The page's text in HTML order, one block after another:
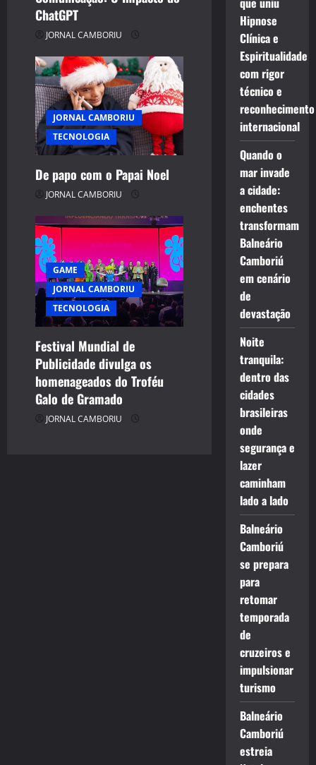
ChatGPT
JORNAL CAMBORIU
JORNAL CAMBORIU
TECNOLOGIA
De papo com o Papai Noel
JORNAL CAMBORIU
GAME
JORNAL CAMBORIU
TECNOLOGIA
Festival Mundial de
Publicidade divulga os
homenageados do Troféu
Galo de Gramado
JORNAL CAMBORIU
Hipnose
Clínica e
Espiritualidade
com rigor
técnico e
reconhecimento
internacional
Quando o
mar invade
a cidade:
enchentes
transformam
Balneário
Camboriú
em cenário
de
devastação
Noite
tranquila:
dentro das
cidades
brasileiras
onde
segurança e
lazer
caminham
lado a lado
Balneário
Camboriú
se prepara
para
retomar
temporada
de
cruzeiros e
impulsionar
turismo
Balneário
Camboriú
estreia